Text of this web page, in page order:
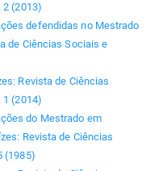
2 (2013)
defendidas no Mestrado
de Ciências Sociais e
Revista de Ciências
1 (2014)
do Mestrado em
Revista de Ciências
(1985)